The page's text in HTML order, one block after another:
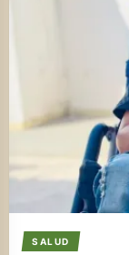
SALUD